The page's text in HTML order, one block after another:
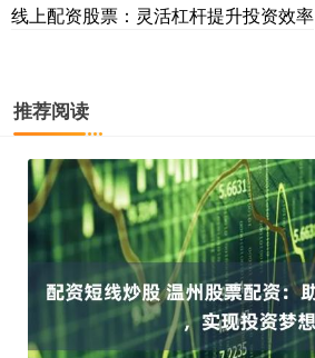
线上配资股票：灵活杠杆提升投资效率
推荐阅读